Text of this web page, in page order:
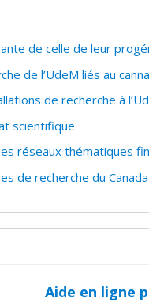
de celle de leur
de l’UdeM liés au
de recherche à
scientifique
réseaux thématiques
de recherche du Canada
Aide en ligne